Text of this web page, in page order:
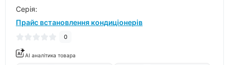
Серiя:
Прайс встановлення кондиціонерів
0
AI аналітика товара